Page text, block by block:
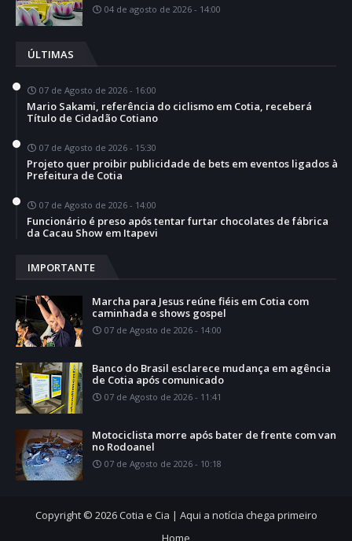
04 de agosto de 2026 - 14:00
ÚLTIMAS
07 de Agosto de 2026 - 16:00
Mario Sakami, referência do ciclismo em Cotia, receberá
Título de Cidadão Cotiano
07 de Agosto de 2026 - 15:30
Projeto quer proibir publicidade de bets em eventos ligados à
Prefeitura de Cotia
07 de Agosto de 2026 - 14:00
Funcionário é preso após tentar furtar chocolates de fábrica
da Cacau Show em Itapevi
IMPORTANTE
Marcha para Jesus reúne fiéis em Cotia com
caminhada e shows gospel
07 de Agosto de 2026 - 14:00
Banco do Brasil esclarece mudança em agência
de Cotia após comunicado
07 de Agosto de 2026 - 11:41
Motociclista morre após bater de frente com van
no Rodoanel
07 de Agosto de 2026 - 10:18
Copyright © 2026Cotia e Cia | Aqui a notícia chega primeiro
Home